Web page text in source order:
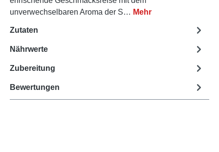
unverwechselbaren Aroma der S… Mehr
Zutaten
Nährwerte
Zubereitung
Bewertungen